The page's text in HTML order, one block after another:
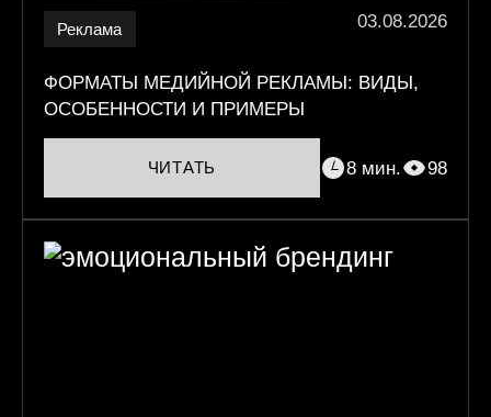
Реклама 03.08.2026
ФОРМАТЫ МЕДИЙНОЙ РЕКЛАМЫ: ВИДЫ,
ОСОБЕННОСТИ И ПРИМЕРЫ
ЧИТАТЬ 8 мин. 98